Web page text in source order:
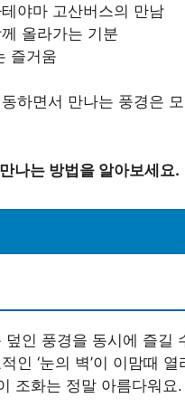
야마 고산버스의 만남
올라가는 기분
즐거움
하면서 만나는 풍경은
나는 방법을 알아보세요.
인 풍경을 동시에 즐길
인 ‘눈의 벽’이 이맘때
조화는 정말 아름다워요.